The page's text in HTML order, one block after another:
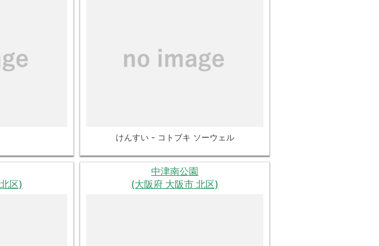
けんすい - コトブキ ソーウェル
区)
中津南公園
(大阪府 大阪市 北区)